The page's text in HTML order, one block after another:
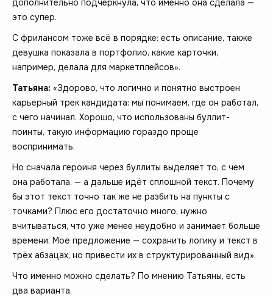
дополнительно подчеркнула, что именно она сделала —
это супер.
С фрилансом тоже всё в порядке: есть описание, также
девушка показала в портфолио, какие карточки,
например, делала для маркетплейсов».
Татьяна: «Здорово, что логично и понятно выстроен
карьерный трек кандидата: мы понимаем, где он работал,
с чего начинал. Хорошо, что использованы буллит-
поинты, такую информацию гораздо проще
воспринимать.
Но сначала героиня через буллиты выделяет то, с чем
она работала, — а дальше идёт сплошной текст. Почему
бы этот текст точно так же не разбить на пункты с
точками? Плюс его достаточно много, нужно
вчитываться, что уже менее неудобно и занимает больше
времени. Моё предложение — сохранить логику и текст в
трёх абзацах, но привести их в структурированный вид».
Что именно можно сделать? По мнению Татьяны, есть
два варианта.